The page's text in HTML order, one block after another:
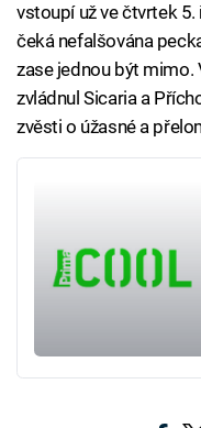
vstoupí už ve čtvrtek
čeká nefalšována
zase jednou být mimo.
zvládnul Sicaria a
zvěsti o úžasné a